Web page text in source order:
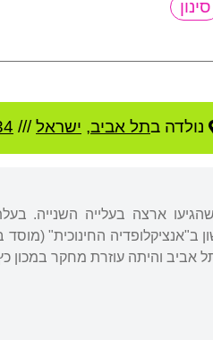
נולדה בתל אביב, ישראל///
ארצה בעלייה השנייה.
ב"אנציקלופדיה החינוכית"
והיתה עוזרת מחקר במכון כץ לחקר